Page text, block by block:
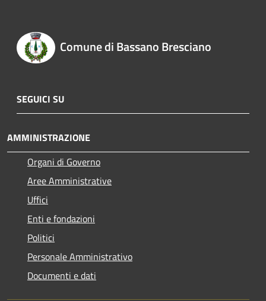
Comune di Bassano Bresciano
SEGUICI SU
AMMINISTRAZIONE
Organi di Governo
Aree Amministrative
Uffici
Enti e fondazioni
Politici
Personale Amministrativo
Documenti e dati